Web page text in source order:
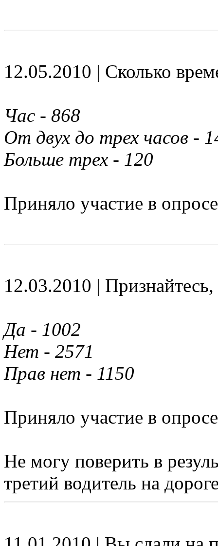
12.05.2010 | Сколько
Час - 868
От двух до трех часов -
Больше трех - 120
Приняло участие в
12.03.2010 |
Да - 1002
Нет - 2571
Прав нет - 1150
Приняло участие в
Не могу поверить в
третий водитель на